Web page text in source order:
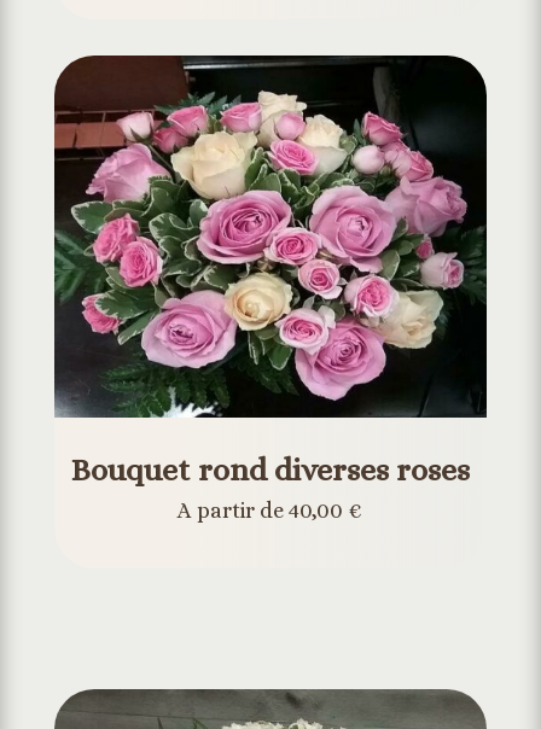
Bouquet rond diverses roses
A partir de 40,00 €